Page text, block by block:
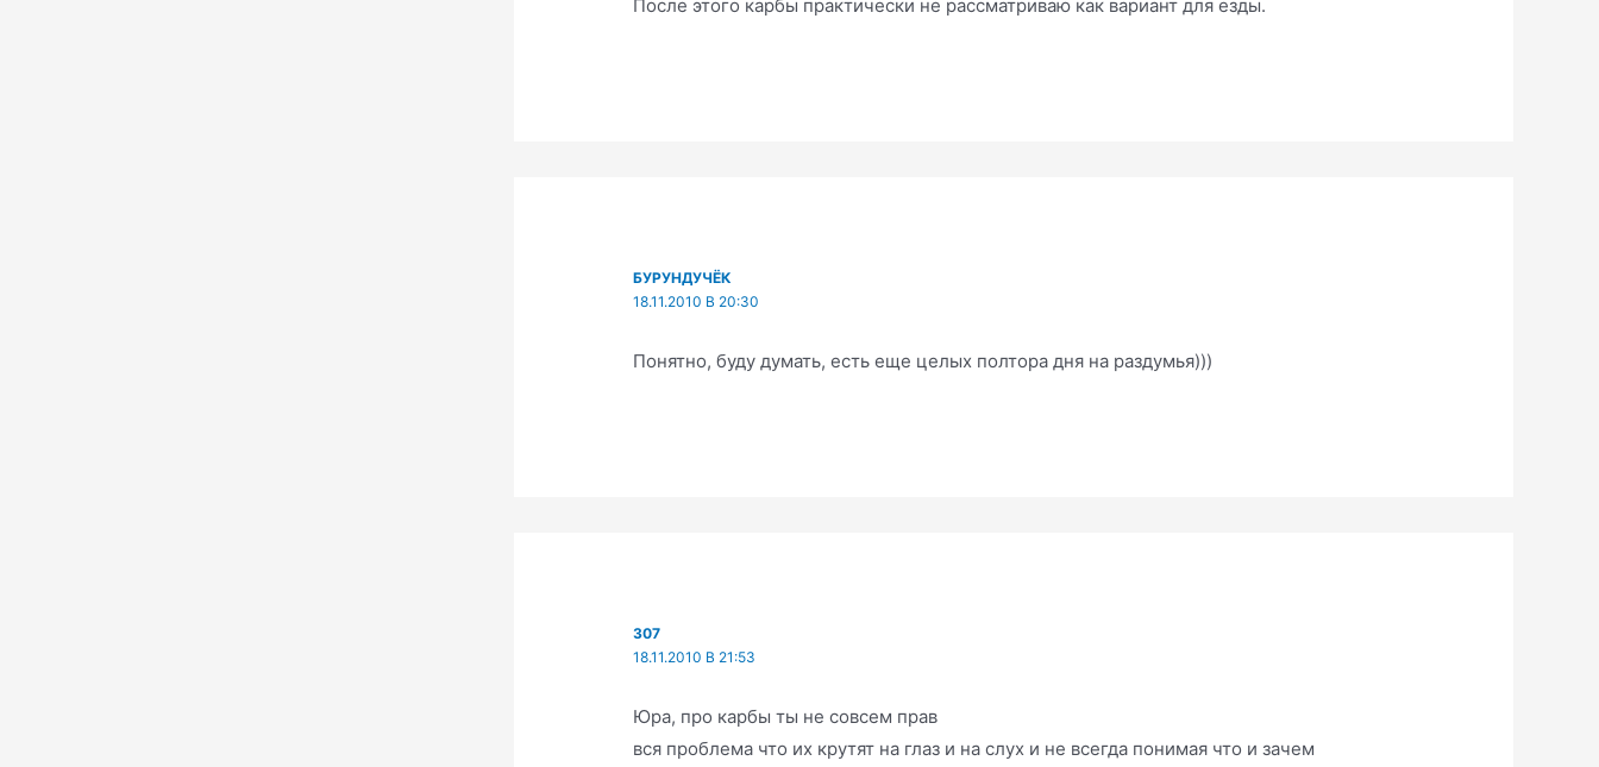
После этого карбы практически не рассматриваю как вариант для езды.
БУРУНДУЧЁК
18.11.2010 В 20:30
Понятно, буду думать, есть еще целых полтора дня на раздумья)))
307
18.11.2010 В 21:53
Юра, про карбы ты не совсем прав
вся проблема что их крутят на глаз и на слух и не всегда понимая что и зачем